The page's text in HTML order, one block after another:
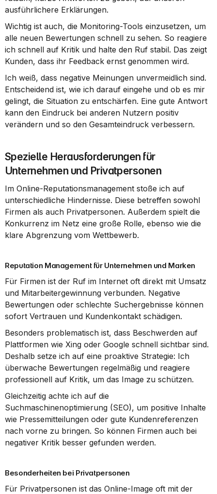
ausführlichere Erklärungen.
Wichtig ist auch, die Monitoring-Tools einzusetzen, um
alle neuen Bewertungen schnell zu sehen. So reagiere
ich schnell auf Kritik und halte den Ruf stabil. Das zeigt
Kunden, dass ihr Feedback ernst genommen wird.
Ich weiß, dass negative Meinungen unvermeidlich sind.
Entscheidend ist, wie ich darauf eingehe und ob es mir
gelingt, die Situation zu entschärfen. Eine gute Antwort
kann den Eindruck bei anderen Nutzern positiv
verändern und so den Gesamteindruck verbessern.
Spezielle Herausforderungen für
Unternehmen und Privatpersonen
Im Online-Reputationsmanagement stoße ich auf
unterschiedliche Hindernisse. Diese betreffen sowohl
Firmen als auch Privatpersonen. Außerdem spielt die
Konkurrenz im Netz eine große Rolle, ebenso wie die
klare Abgrenzung vom Wettbewerb.
Reputation Management für Unternehmen und Marken
Für Firmen ist der Ruf im Internet oft direkt mit Umsatz
und Mitarbeitergewinnung verbunden. Negative
Bewertungen oder schlechte Suchergebnisse können
sofort Vertrauen und Kundenkontakt schädigen.
Besonders problematisch ist, dass Beschwerden auf
Plattformen wie Xing oder Google schnell sichtbar sind.
Deshalb setze ich auf eine proaktive Strategie: Ich
überwache Bewertungen regelmäßig und reagiere
professionell auf Kritik, um das Image zu schützen.
Gleichzeitig achte ich auf die
Suchmaschinenoptimierung (SEO), um positive Inhalte
wie Pressemitteilungen oder gute Kundenreferenzen
nach vorne zu bringen. So können Firmen auch bei
negativer Kritik besser gefunden werden.
Besonderheiten bei Privatpersonen
Für Privatpersonen ist das Online-Image oft mit der